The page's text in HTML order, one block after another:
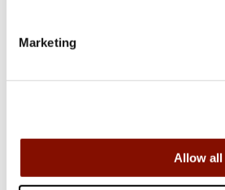
Marketing
Allow all